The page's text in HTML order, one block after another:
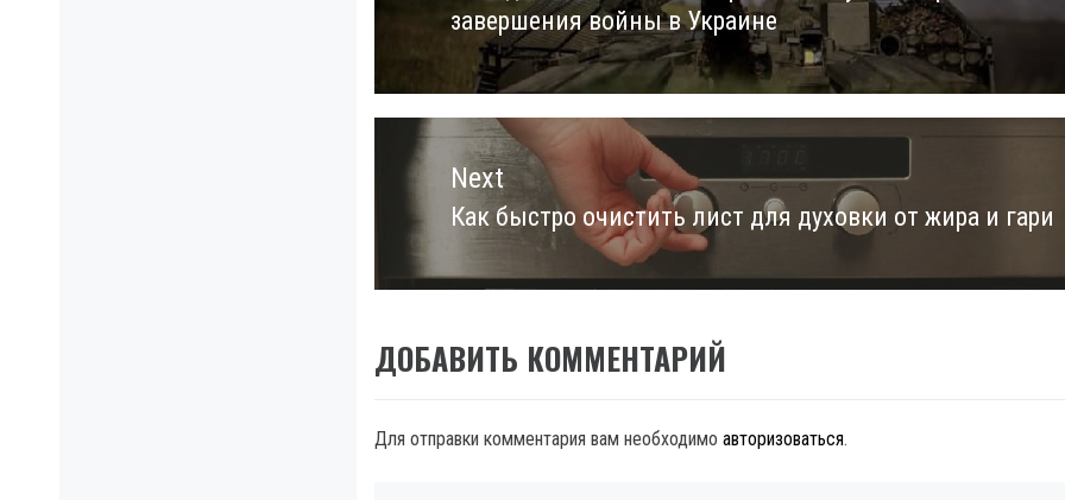
post:
завершения войны в Украине
Next
Next
post:
Как быстро очистить лист для духовки от жира и гари
ДОБАВИТЬ КОММЕНТАРИЙ
Для отправки комментария вам необходимо авторизоваться.